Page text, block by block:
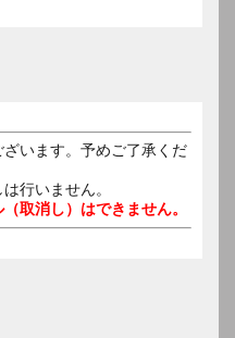
ざいます。予めご了承くだ
行いません。
取消し）はできません。